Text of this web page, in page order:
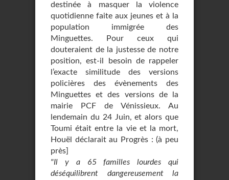
destinée à masquer la violence
quotidienne faite aux jeunes et à la
population immigrée des
Minguettes. Pour ceux qui
douteraient de la justesse de notre
position, est-il besoin de rappeler
l’exacte similitude des versions
policières des évènements des
Minguettes et des versions de la
mairie PCF de Vénissieux. Au
lendemain du 24 Juin, et alors que
Toumi était entre la vie et la mort,
Houël déclarait au Progrès : (à peu
près]
"Il y a 65 familles lourdes qui
déséquilibrent dangereusement la